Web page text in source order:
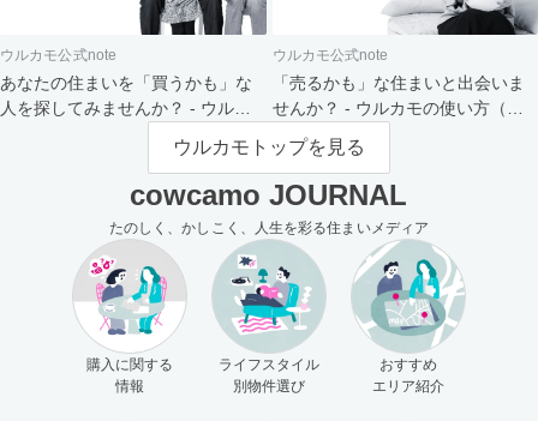
ウルカモ公式note
あなたの住まいを「買うかも」な
人を探してみませんか？ - ウルカ
ウルカモ公式note
「売るかも」な住まいと出会いま
せんか？ - ウルカモの使い方（買
主さま向け）
ウルカモトップを見る
cowcamo JOURNAL
たのしく、かしこく、人生を彩る住まいメディア
購入に関する
情報
ライフスタイル
別物件選び
おすすめ
エリア紹介